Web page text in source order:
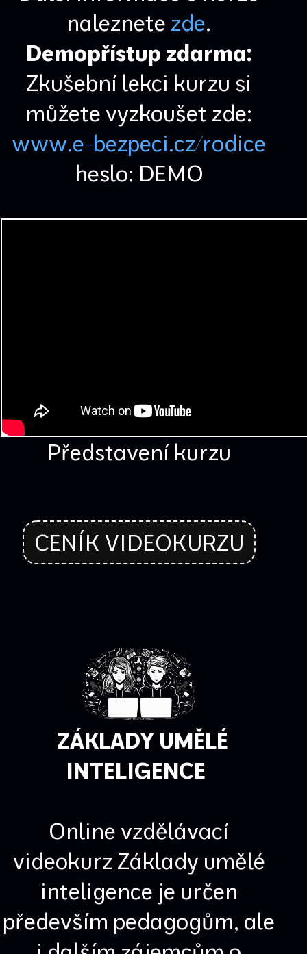
naleznete zde.
Demopřístup zdarma:
Zkušební lekci kurzu si
můžete vyzkoušet zde:
www.e-bezpeci.cz/rodice
heslo: DEMO
Představení kurzu
CENÍK VIDEOKURZU
ZÁKLADY UMĚLÉ
INTELIGENCE
Online vzdělávací
videokurz Základy umělé
inteligence je určen
především pedagogům, ale